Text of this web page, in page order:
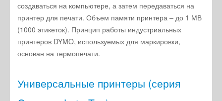
создаваться на компьютере, а затем передаваться на
принтер для печати. Объем памяти принтера – до 1 МВ
(1000 этикеток). Принцип работы индустриальных
принтеров DYMO, используемых для маркировки,
основан на термопечати.
Универсальные принтеры (серия